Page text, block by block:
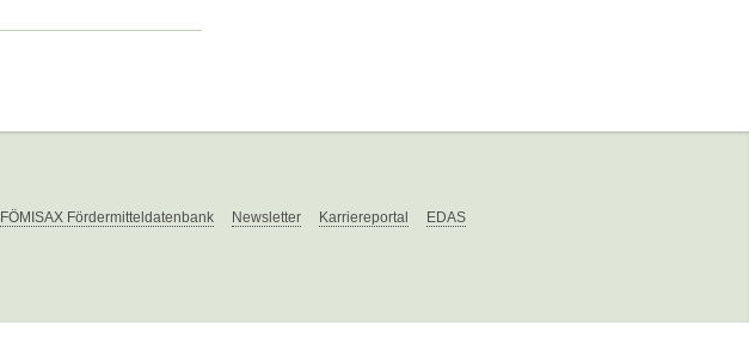
FÖMISAX Fördermitteldatenbank Newsletter Karriereportal EDAS